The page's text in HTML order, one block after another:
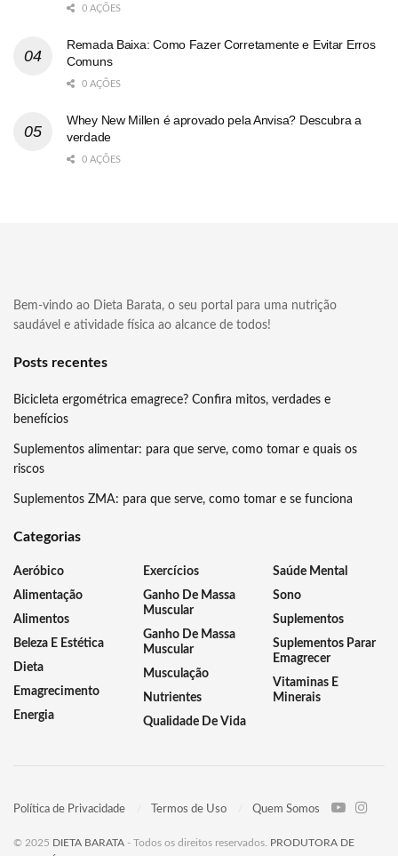
0 AÇÕES
Remada Baixa: Como Fazer Corretamente e Evitar Erros
Comuns
0 AÇÕES
Whey New Millen é aprovado pela Anvisa? Descubra a
verdade
0 AÇÕES
Bem-vindo ao Dieta Barata, o seu portal para uma nutrição
saudável e atividade física ao alcance de todos!
Posts recentes
Bicicleta ergométrica emagrece? Confira mitos, verdades e
benefícios
Suplementos alimentar: para que serve, como tomar e quais os
riscos
Suplementos ZMA: para que serve, como tomar e se funciona
Categorias
Aeróbico
Alimentação
Alimentos
Beleza E Estética
Dieta
Emagrecimento
Energia
Exercícios
Ganho De Massa
Muscular
Ganho De Massa
Muscular
Musculação
Nutrientes
Qualidade De Vida
Saúde Mental
Sono
Suplementos
Suplementos Parar
Emagrecer
Vitaminas E
Minerais
Política de Privacidade Termos de Uso Quem Somos
© 2025 DIETA BARATA - Todos os direitos reservados. PRODUTORA DE